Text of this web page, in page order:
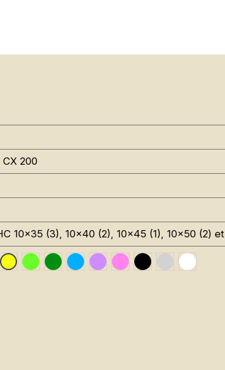
200
10x35 (3), 10x40 (2), 10x45 (1), 10x50 (2)
3020
Fluo RAL 2005
Pantone 116C
Jaune Fluo RAL 1026
Vert Fluo Pantone 802C
Leaf Green RAL 6002
Sky Blue RAL 5015
Signal Violet RAL 4008
Rose Fluo Pantone
Black RAL 9005
Gris RAL 7001
Traffic